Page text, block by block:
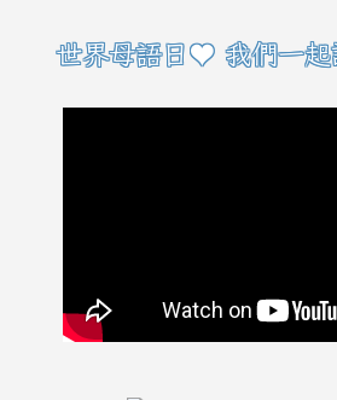
右邊區域內容
世界母語日♥ 我們一起